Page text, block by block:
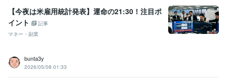
【今夜は米雇用統計発表】運命の21:30！注目ポ
イント
記事
マネー・副業
bunta3y
2026/05/08 01:33